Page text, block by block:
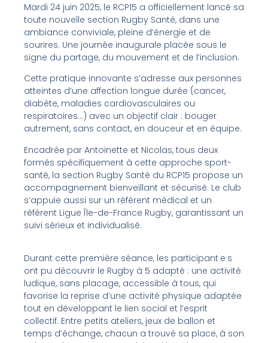
Mardi 24 juin 2025, le RCP15 a officiellement lancé sa
toute nouvelle section Rugby Santé, dans une
ambiance conviviale, pleine d’énergie et de
sourires. Une journée inaugurale placée sous le
signe du partage, du mouvement et de l’inclusion.
Cette pratique innovante s’adresse aux personnes
atteintes d’une affection longue durée (cancer,
diabète, maladies cardiovasculaires ou
respiratoires…) avec un objectif clair : bouger
autrement, sans contact, en douceur et en équipe.
Encadrée par Antoinette et Nicolas, tous deux
formés spécifiquement à cette approche sport-
santé, la section Rugby Santé du RCP15 propose un
accompagnement bienveillant et sécurisé. Le club
s’appuie aussi sur un référent médical et un
référent Ligue Île-de-France Rugby, garantissant un
suivi sérieux et individualisé.
Durant cette première séance, les participant·e·s
ont pu découvrir le Rugby à 5 adapté : une activité
ludique, sans placage, accessible à tous, qui
favorise la reprise d’une activité physique adaptée
tout en développant le lien social et l’esprit
collectif. Entre petits ateliers, jeux de ballon et
temps d’échange, chacun a trouvé sa place, à son